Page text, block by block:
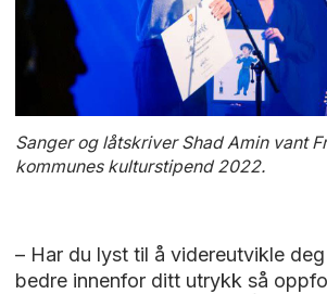
Sanger og låtskriver Shad Amin vant
kommunes kulturstipend 2022.
– Har du lyst til å videreutvikle
bedre innenfor ditt utrykk så